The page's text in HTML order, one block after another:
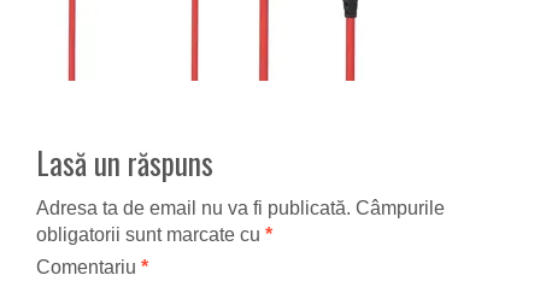
Lasă un răspuns
Adresa ta de email nu va fi publicată. Câmpurile
obligatorii sunt marcate cu *
Comentariu *